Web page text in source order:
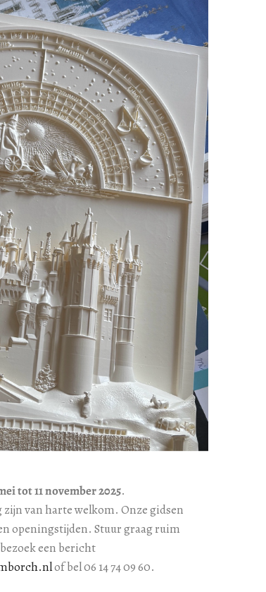
tot 11 november 2025.
van harte welkom. Onze gidsen
openingstijden. Stuur graag ruim
een bericht
of bel 06 14 74 09 60.